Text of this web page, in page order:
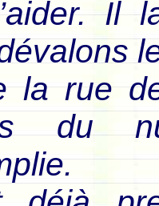
Il
la rue
du